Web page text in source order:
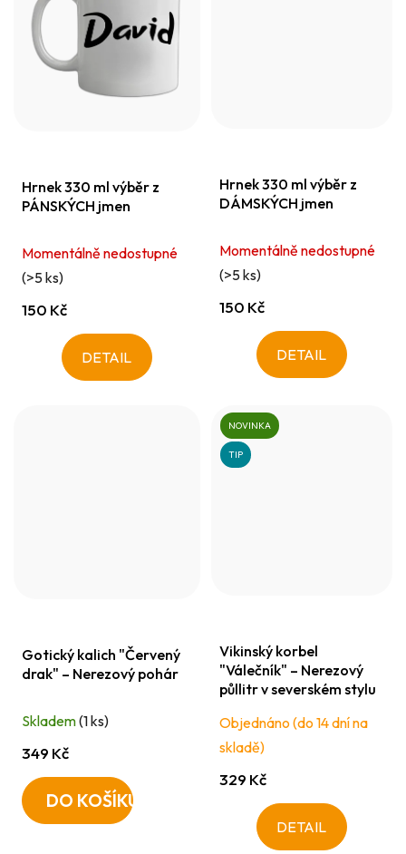
Hrnek 330 ml výběr z
PÁNSKÝCH jmen
Momentálně nedostupné
(>5 ks)
150 Kč
DETAIL
Hrnek 330 ml výběr z
DÁMSKÝCH jmen
Momentálně nedostupné
(>5 ks)
150 Kč
DETAIL
Gotický kalich "Červený
drak" – Nerezový pohár
Skladem(1 ks)
349 Kč
DO KOŠÍKU
NOVINKA
TIP
Vikinský korbel
"Válečník" – Nerezový
půllitr v severském stylu
Objednáno (do 14 dní na
skladě)
329 Kč
DETAIL